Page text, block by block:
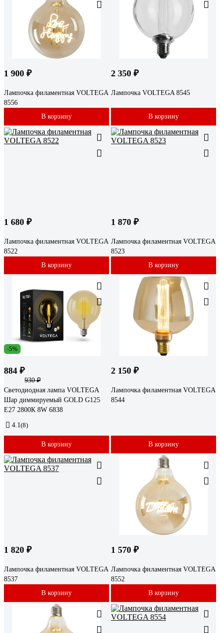
1 900 ₽
Лампочка филаментная VOLTEGA
8556
В корзину
2 350 ₽
Лампочка VOLTEGA 8545
В корзину
1 680 ₽
Лампочка филаментная VOLTEGA
8522
В корзину
1 870 ₽
Лампочка филаментная VOLTEGA
8523
В корзину
-5%
884 ₽
930 ₽
Светодиодная лампа VOLTEGA
Шар диммируемый GOLD G125
Е27 2800К 8W 6838
4.1 (8)
В корзину
2 150 ₽
Лампочка филаментная VOLTEGA
8544
В корзину
1 820 ₽
Лампочка филаментная VOLTEGA
8537
В корзину
1 570 ₽
Лампочка филаментная VOLTEGA
8552
В корзину